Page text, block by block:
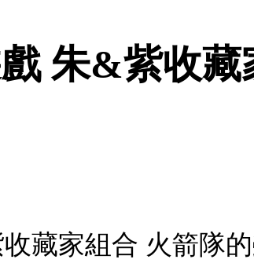
朱&紫收藏
藏家組合 火箭隊